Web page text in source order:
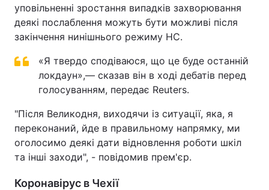
уповільненні зростання випадків захворювання
деякі послаблення можуть бути можливі після
закінчення нинішнього режиму НС.
«Я твердо сподіваюся, що це буде останній
локдаун»,— сказав він в ході дебатів перед
голосуванням, передає Reuters.
"Після Великодня, виходячи із ситуації, яка, я
переконаний, йде в правильному напрямку, ми
оголосимо деякі дати відновлення роботи шкіл
та інші заходи", - повідомив прем'єр.
Коронавірус в Чехії